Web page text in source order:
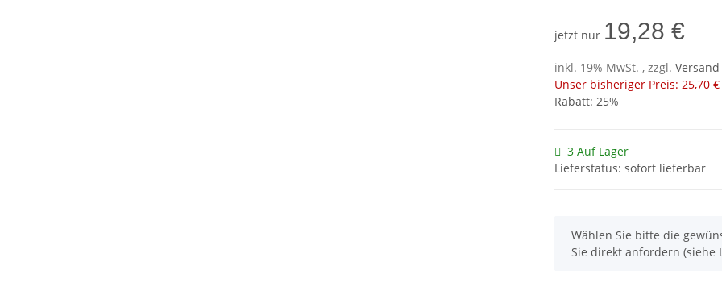
jetzt nur 19,28 €
inkl. 19% MwSt. , zzgl. Versand
Unser bisheriger Preis: 25,70 €
Rabatt: 25%
3 Auf Lager
Lieferstatus: sofort lieferbar
x
Wählen Sie bitte die
Sie direkt anfordern (siehe